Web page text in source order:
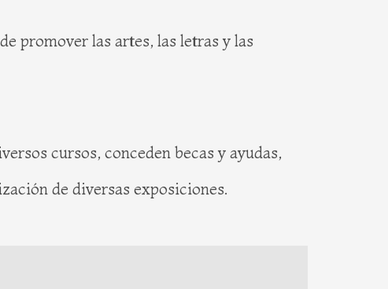
promover las artes, las letras y las
cursos, conceden becas y ayudas,
de diversas exposiciones.